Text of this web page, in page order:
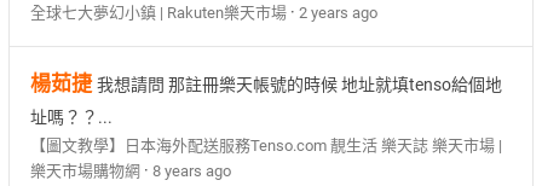
全球七大夢幻小鎮 | Rakuten樂天市場 ·2 years ago
楊茹捷 我想請問 那註冊樂天帳號的時候 地址就填tenso給個地
址嗎？？...
【圖文教學】日本海外配送服務Tenso.com 靚生活 樂天誌 樂天市場 |
樂天市場購物網 ·8 years ago